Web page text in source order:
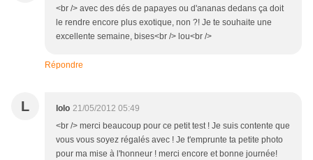
<br /> avec des dés de papayes ou d'ananas dedans ça doit
le rendre encore plus exotique, non ?! Je te souhaite une
excellente semaine, bises<br /> lou<br />
Répondre
L lolo 21/05/2012 05:49
<br /> merci beaucoup pour ce petit test ! Je suis contente que
vous vous soyez régalés avec ! Je t'emprunte ta petite photo
pour ma mise à l'honneur ! merci encore et bonne journée!